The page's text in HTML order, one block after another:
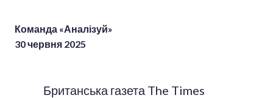
Команда «Аналізуй»
30 червня 2025
Британська газета The Times